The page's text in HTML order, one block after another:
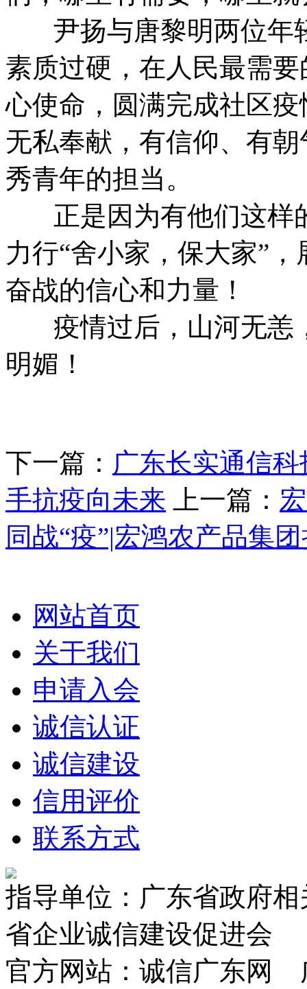
尹扬与唐黎明两位年
素质过硬，在人民最需
心使命，圆满完成社区
无私奉献，有信仰、有
秀青年的担当。
正是因为有他们这样
力行“舍小家，保大家”
奋战的信心和力量！
疫情过后，山河无恙
明媚！
下一篇： 广东长实通信
手抗疫向未来
上一篇：
同战“疫”|宏鸿农产品集
网站首页
关于我们
申请入会
诚信认证
诚信建设
信用评价
联系方式
指导单位：广东省政府
省企业诚信建设促进会
官方网站：诚信广东网